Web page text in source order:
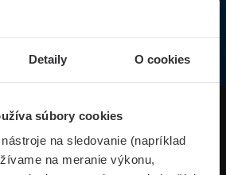
Detaily O cookies
súbory cookies
na sledovanie (napríklad
na meranie výkonu,
úvodní stránku